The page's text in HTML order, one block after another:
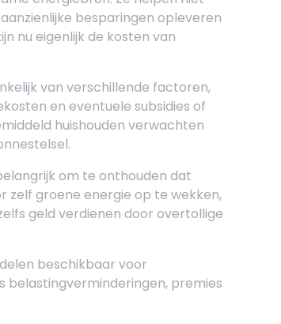
besparingen opleveren
nu eigenlijk de kosten van
van verschillende factoren,
en eventuele subsidies of
huishouden verwachten
om te onthouden dat
zelf groene energie op te wekken,
geld verdienen door overtollige
beschikbaar voor
belastingverminderingen, premies